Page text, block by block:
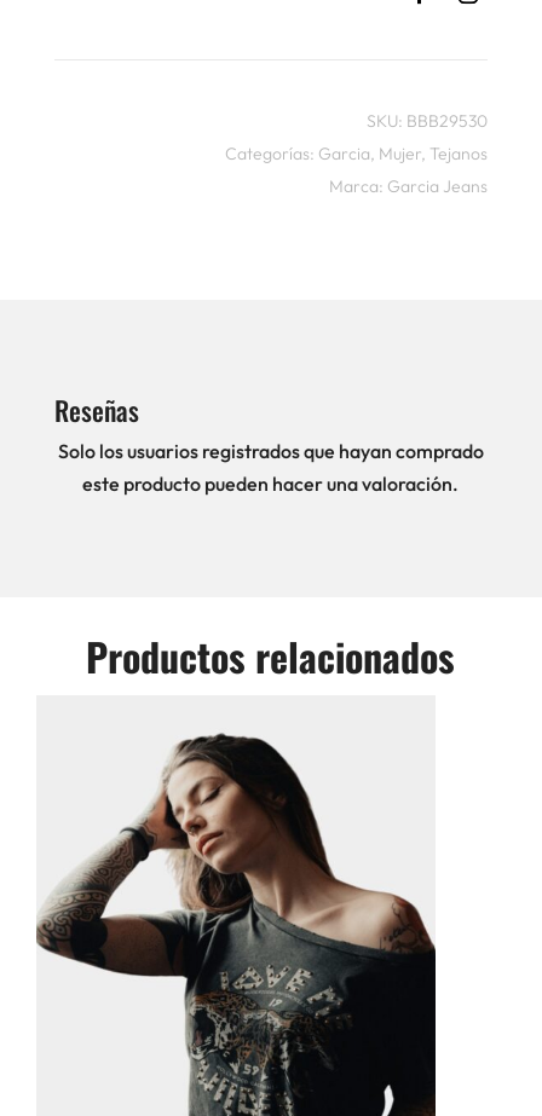
SKU: BBB29530
Categorías: Garcia, Mujer, Tejanos
Marca: Garcia Jeans
Reseñas
Solo los usuarios registrados que hayan comprado
este producto pueden hacer una valoración.
Productos relacionados